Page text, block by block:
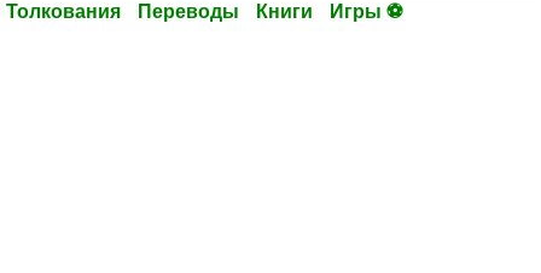
Толкования Переводы Книги Игры ⚽